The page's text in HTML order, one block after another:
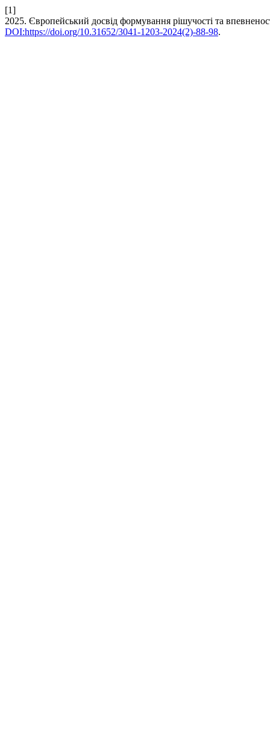
[1]
2025. Європейський досвід формування рішучості та
DOI:https://doi.org/10.31652/3041-1203-2024(2)-88-98.